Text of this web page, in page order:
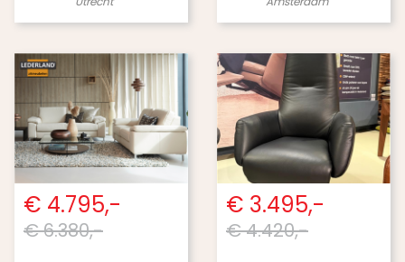
€ 4.795,-
€ 6.380,-
€ 3.495,-
€ 4.420,-